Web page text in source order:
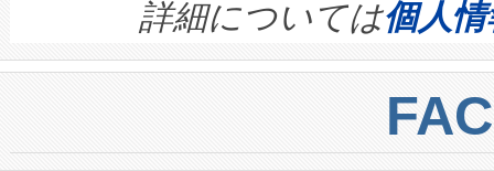
quality and reliability for AI
BESS stack to ensure battery
centers. Voltaiqは、ai&のAI
からシステム統合、試運転、
す。ノーマルモードでは、
ートル先まで検出でき、これ
トに対して約600メートルに
では、反射率10％のターゲッ
詳細については個人